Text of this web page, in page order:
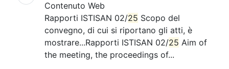
Contenuto Web
Rapporti ISTISAN 02/25 Scopo del
convegno, di cui si riportano gli atti, è
mostrare...Rapporti ISTISAN 02/25 Aim of
the meeting, the proceedings of...